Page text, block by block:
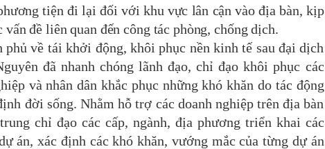
tiện đi lại đối với khu vực lân cận vào địa bàn, kịp
đề liên quan đến công tác phòng, chống dịch.
về tái khởi động, khôi phục nền kinh tế sau đại dịch
đã nhanh chóng lãnh đạo, chỉ đạo khôi phục các
và nhân dân khắc phục những khó khăn do tác động
đời sống. Nhằm hỗ trợ các doanh nghiệp trên địa bàn
chỉ đạo các cấp, ngành, địa phương triển khai các
án, xác định các khó khăn, vướng mắc của từng dự án